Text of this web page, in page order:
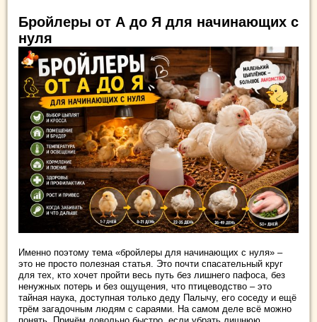
Бройлеры от А до Я для начинающих с
нуля
Именно поэтому тема «бройлеры для начинающих с нуля» –
это не просто полезная статья. Это почти спасательный круг
для тех, кто хочет пройти весь путь без лишнего пафоса, без
ненужных потерь и без ощущения, что птицеводство – это
тайная наука, доступная только деду Палычу, его соседу и ещё
трём загадочным людям с сараями. На самом деле всё можно